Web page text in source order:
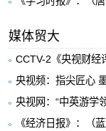
媒体贸大
CCTV-2《央视财经
央视频：指尖匠心
央视网：“中英游学
《经济日报》：（